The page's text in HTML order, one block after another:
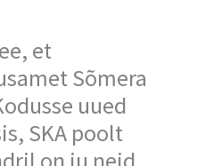
et
Sõmera
uued
SKA poolt